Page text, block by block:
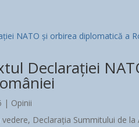
Declarației
| Opinii
Declarația Summitului de